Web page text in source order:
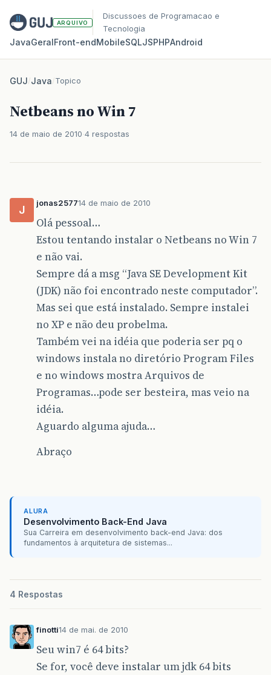
ARQUIVO
Discussoes de Programacao e
Tecnologia
JavaGeralFront‑endMobileSQLJSPHPAndroid
GUJ/Java/Topico
Netbeans no Win 7
14 de maio de 2010 4 respostas
J
jonas257714 de maio de 2010
Olá pessoal…
Estou tentando instalar o Netbeans no Win 7
e não vai.
Sempre dá a msg “Java SE Development Kit
(JDK) não foi encontrado neste computador”.
Mas sei que está instalado. Sempre instalei
no XP e não deu probelma.
Também vei na idéia que poderia ser pq o
windows instala no diretório Program Files
e no windows mostra Arquivos de
Programas…pode ser besteira, mas veio na
idéia.
Aguardo alguma ajuda…
Abraço
ALURA
Desenvolvimento Back-End Java
Sua Carreira em desenvolvimento back-end Java: dos
fundamentos à arquitetura de sistemas...
4 Respostas
finotti14 de mai. de 2010
Seu win7 é 64 bits?
Se for, você deve instalar um jdk 64 bits